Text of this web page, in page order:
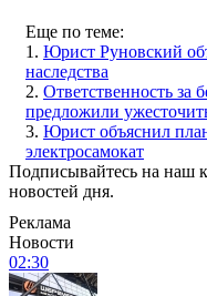
Еще по теме:
1. Юрист Руновский
наследства
2. Ответственность за
предложили
3. Юрист объяснил
электросамокат
Подписывайтесь на наш
новостей дня.
Реклама
Новости
02:30